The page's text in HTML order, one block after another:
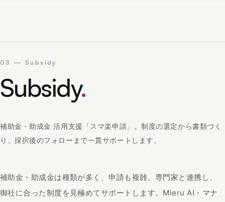
03 — Subsidy
Subsidy.
補助金・助成金 活用支援「スマ楽申請」。制度の選定から書類づく
り、採択後のフォローまで一貫サポートします。
補助金・助成金は種類が多く、申請も複雑。専門家と連携し、
御社に合った制度を見極めてサポートします。Mieru AI・マナ